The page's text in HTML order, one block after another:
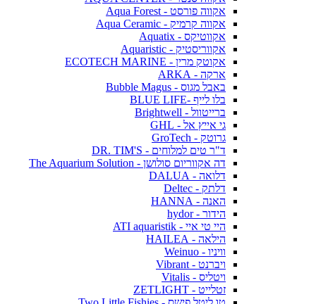
אקווה פורסט - Aqua Forest
אקווה קרמיק - Aqua Ceramic
אקווטיקס - Aquatix
אקווריסטיק - Aquaristic
אקוטק מרין - ECOTECH MARINE
ארקה - ARKA
באבל מגוס - Bubble Magus
בלו לייף -BLUE LIFE
ברייטוול - Brightwell
גי אייץ אל - GHL
גרוטק - GroTech
ד"ר טים למלוחים - DR. TIM'S
דה אקווריום סולושן - The Aquarium Solution
דלואה - DALUA
דלתק - Deltec
האנה - HANNA
הידור - hydor
היי טי איי - ATI aquaristik
הילאה - HAILEA
וויניו - Weinuo
ויברנט - Vibrant
ויטליס - Vitalis
זטלייט - ZETLIGHT